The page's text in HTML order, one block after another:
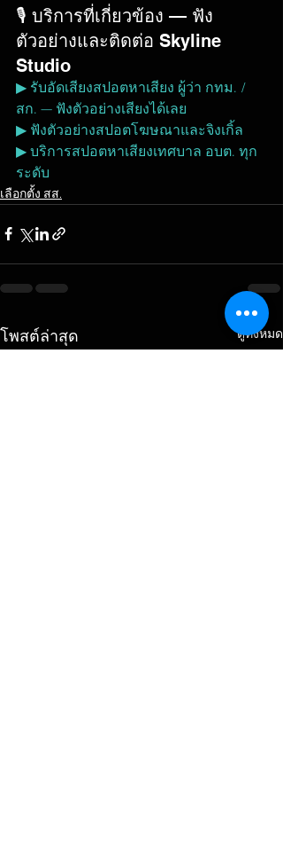
🎙️ บริการที่เกี่ยวข้อง — ฟัง
ตัวอย่างและติดต่อ Skyline
Studio
▶ รับอัดเสียงสปอตหาเสียง ผู้ว่า กทม. /
สก. — ฟังตัวอย่างเสียงได้เลย
▶ ฟังตัวอย่างสปอตโฆษณาและจิงเกิ้ล
▶ บริการสปอตหาเสียงเทศบาล อบต. ทุก
ระดับ
เลือกตั้ง สส.
โพสต์ล่าสุด ดูทั้งหมด